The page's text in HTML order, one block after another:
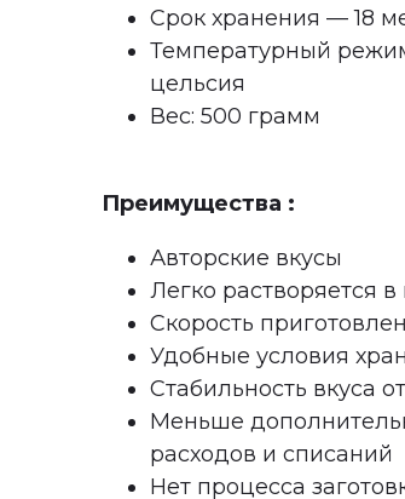
Срок хранения — 18
Температурный
цельсия
Вес: 500 грамм
Преимущества :
Авторские вкусы
Легко растворяется
Скорость
Удобные условия
Стабильность вкуса
Меньше
расходов и списаний
Нет процесса